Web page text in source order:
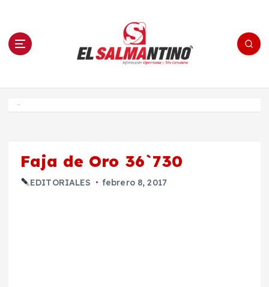
n El Salmantino - medios/noticias/editorial
Faja de Oro 36`730
EDITORIALES febrero 8, 2017